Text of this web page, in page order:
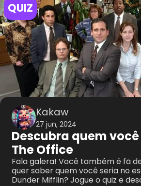
QUIZ
Kakaw
27 jun, 2024
Descubra quem
The Office
Fala galera! Você também é fã
quer saber quem você seria no
Dunder Mifflin? Jogue o quiz e